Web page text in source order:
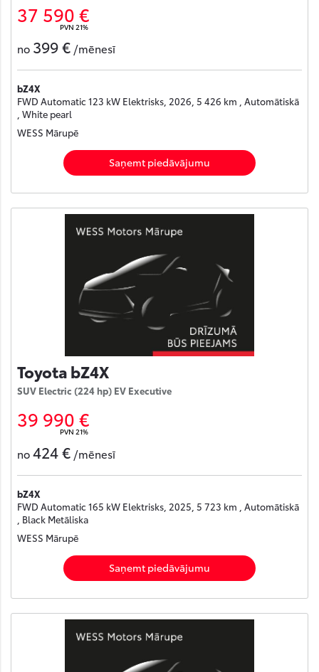
37 590 €
PVN 21%
no 399 € /mēnesī
bZ4X
FWD Automatic 123 kW Elektrisks, 2026, 5 426 km , Automātiskā
, White pearl
WESS Mārupē
Saņemt piedāvājumu
Toyota bZ4X
SUV Electric (224 hp) EV Executive
39 990 €
PVN 21%
no424 € /mēnesī
bZ4X
FWD Automatic 165 kW Elektrisks, 2025, 5 723 km , Automātiskā
, Black Metāliska
WESS Mārupē
Saņemt piedāvājumu